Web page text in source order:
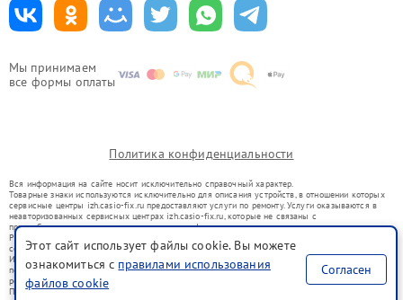
Мы принимаем
все формы оплаты
Политика конфиденциальности
Вся информация на сайте носит исключительно справочный характер.
Товарные знаки используются исключительно для описания устройств, в отношении которых
сервисные центры izh.casio-fix.ru предоставляют услуги по ремонту. Услуги оказываются в
неавторизованных сервисных центрах izh.casio-fix.ru, которые не связаны с
правообладателями товарных знаков или их официальными представителями.
Ремонт осуществляется для устройств, уже введенных в гражданский оборот в соответствии
со статьей 1487 ГК РФ.
Использование товарных знаков не преследует цели индивидуализации услуг или введения
потребителей в заблуждение, а служит для информирования о предоставляемых услугах по
ремонту техники указанных брендов.
Представленная на сайте информация не является публичной офертой, определяемой
Этот сайт использует файлы cookie. Вы можете
ознакомиться с правилами использования
файлов cookie
Согласен